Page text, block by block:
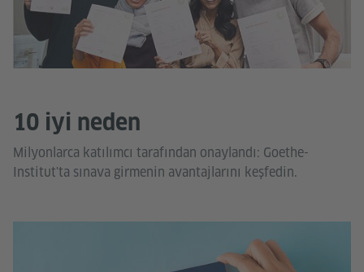
10 iyi neden
Milyonlarca katılımcı tarafından onaylandı: Goethe-
Institut'ta sınava girmenin avantajlarını keşfedin.